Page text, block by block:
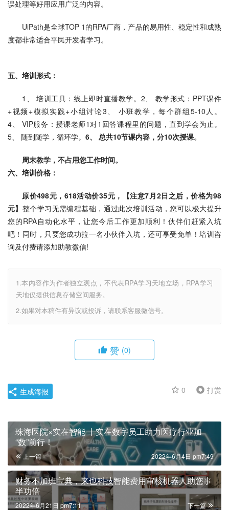
误处理等好用应用广泛的内容。
UiPath是全球TOP 1的RPA厂商，产品的易用性、稳定性和成熟
度都非常适合平民开发者学习。
五、培训形式：
1、 培训工具：线上即时直播教学。2、 教学形式：PPT课件
+视频+模拟实践+小组讨论3、 小班教学，每个群组5-10人。
4、 VIP服务：授课老师1对1回答课程里的问题，直到学会为止。
5、 随到随学，循环学。 6、 总共10节课内容，分10次授课。
周末教学，不占用您工作时间。
六、培训价格：
原价498元，618活动价35元，【注意7月2日之后，价格为98
元】 整个学习无需编程基础，通过此次培训活动，您可以极大提升
您的RPA自动化水平，让您今后工作更加顺利！伙伴们赶紧入坑
吧！同时，只要您成功拉一名小伙伴入坑，还可享受免单！培训咨
询及付费请添加助教微信!
1.本内容作为作者独立观点，不代表RPA学习天地立场，RPA学习
天地仅提供信息存储空间服务。
2.如果对本稿件有异议或投诉，请联系客服微信号。
赞 (0)
0 打赏
生成海报
珠海医院×实在智能 丨实在数字员工助力医疗行业加
“数”前行！
上一篇 2022年6月4日 pm7:49
财务不加班宝典，来也科技智能费用审核机器人助您事
半功倍
下一篇
2022年6月21日 pm7:11